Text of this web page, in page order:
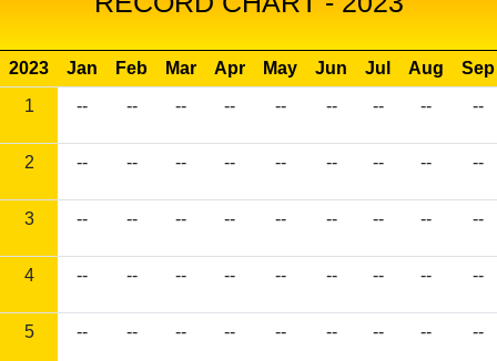
2023 Jan Feb Mar Apr May Jun Jul Aug
Sep
1
-- -- -- -- -- -- -- -- --
2 -- -- -- -- -- -- -- -- --
3 -- -- -- -- -- -- -- -- --
4 -- -- -- -- -- -- -- -- --
5 -- -- -- -- -- -- -- -- --